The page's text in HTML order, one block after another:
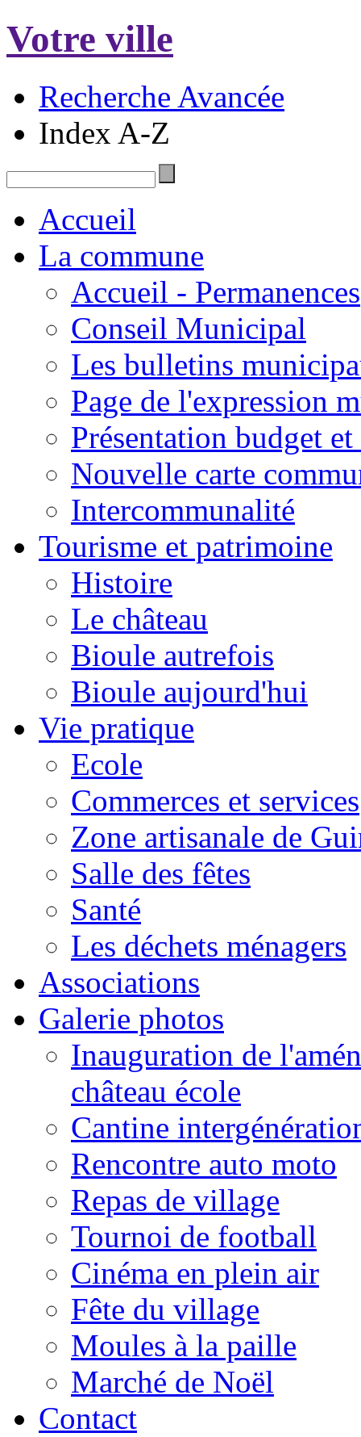
Votre ville
Recherche Avancée
Index A-Z
Accueil
La commune
Accueil - Permanences
Conseil Municipal
Les bulletins
Page de l'expression
Présentation budget
Nouvelle carte
Intercommunalité
Tourisme et patrimoine
Histoire
Le château
Bioule autrefois
Bioule aujourd'hui
Vie pratique
Ecole
Commerces et services
Zone artisanale de
Salle des fêtes
Santé
Les déchets ménagers
Associations
Galerie photos
Inauguration de
château école
Cantine
Rencontre auto moto
Repas de village
Tournoi de football
Cinéma en plein air
Fête du village
Moules à la paille
Marché de Noël
Contact